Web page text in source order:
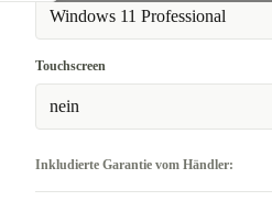
Windows 11 Professional
Touchscreen
nein
Inkludierte Garantie vom Händler: